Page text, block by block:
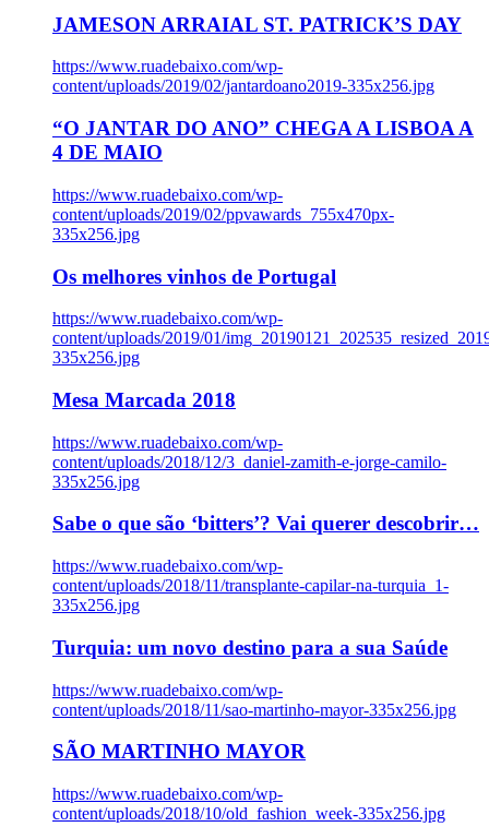
JAMESON ARRAIAL ST. PATRICK’S DAY
https://www.ruadebaixo.com/wp-
content/uploads/2019/02/jantardoano2019-335x256.jpg
“O JANTAR DO ANO” CHEGA A LISBOA A
4 DE MAIO
https://www.ruadebaixo.com/wp-
content/uploads/2019/02/ppvawards_755x470px-
335x256.jpg
Os melhores vinhos de Portugal
https://www.ruadebaixo.com/wp-
content/uploads/2019/01/
335x256.jpg
Mesa Marcada 2018
https://www.ruadebaixo.com/wp-
content/uploads/2018/12/3_daniel-zamith-e-jorge-camilo-
335x256.jpg
Sabe o que são ‘bitters’? Vai querer descobrir…
https://www.ruadebaixo.com/wp-
content/uploads/2018/11/transplante-capilar-na-turquia_1-
335x256.jpg
Turquia: um novo destino para a sua Saúde
https://www.ruadebaixo.com/wp-
content/uploads/2018/11/sao-martinho-mayor-335x256.jpg
SÃO MARTINHO MAYOR
https://www.ruadebaixo.com/wp-
content/uploads/2018/10/old_fashion_week-335x256.jpg